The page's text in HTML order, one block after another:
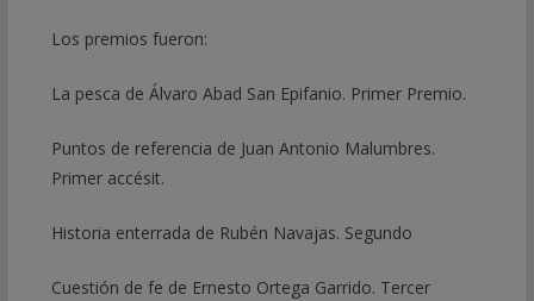
Los premios fueron:
La pesca de Álvaro Abad San Epifanio. Primer Premio.
Puntos de referencia de Juan Antonio Malumbres.
Primer accésit.
Historia enterrada de Rubén Navajas. Segundo
Cuestión de fe de Ernesto Ortega Garrido. Tercer